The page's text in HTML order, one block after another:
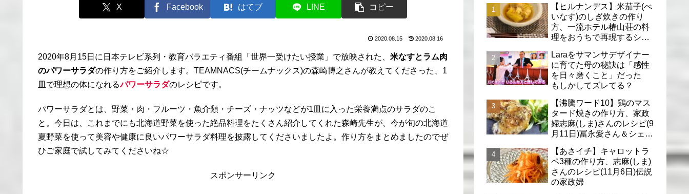
X Facebook はてブ LINE コピー
2020.08.15 2020.08.16
2020年8月15日に日本テレビ系列・教育バラエティ番組「世界一受けたい授業」で放映された、 米なすとラム肉
のパワーサラダの作り方をご紹介します。TEAMNACS(チームナックス)の森崎博之さんが教えてくださった、1
皿で理想の体になれるパワーサラダのレシピです。
パワーサラダとは、野菜・肉・フルーツ・魚介類・チーズ・ナッツなどが1皿に入った栄養満点のサラダのこ
と。今日は、これまでにも北海道野菜を使った絶品料理をたくさん紹介してくれた森崎先生が、今が旬の北海道
夏野菜を使って美容や健康に良いパワーサラダ料理を披露してくださいましたよ。作り方をまとめましたのでぜ
ひご家庭で試してみてくださいね☆
スポンサーリンク
【ヒルナンデス】米茄子(べ
いなす)のしぎ炊きの作り
方、一流ホテル椿山荘の料
理をおうちで再現するシェ
Laraをサマンサデザイナー
に育てた母の秘訣は「感性
を日々磨くこと」だった
もしかしてズレてる？
【沸騰ワード10】鶏のマス
タード焼きの作り方、家政
婦志麻(しま)さんのレシピ(9
月11日)冨永愛さん＆シェリ
【あさイチ】キャロットラ
ペ3種の作り方、志麻(しま)
さんのレシピ(11月6日)伝説
の家政婦